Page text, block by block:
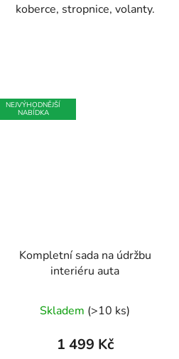
koberce, stropnice, volanty.
NEJVÝHODNĚJŠÍ
NABÍDKA
Kompletní sada na údržbu
interiéru auta
hodnocení
produktu
Skladem (>10 ks)
1 499 Kč